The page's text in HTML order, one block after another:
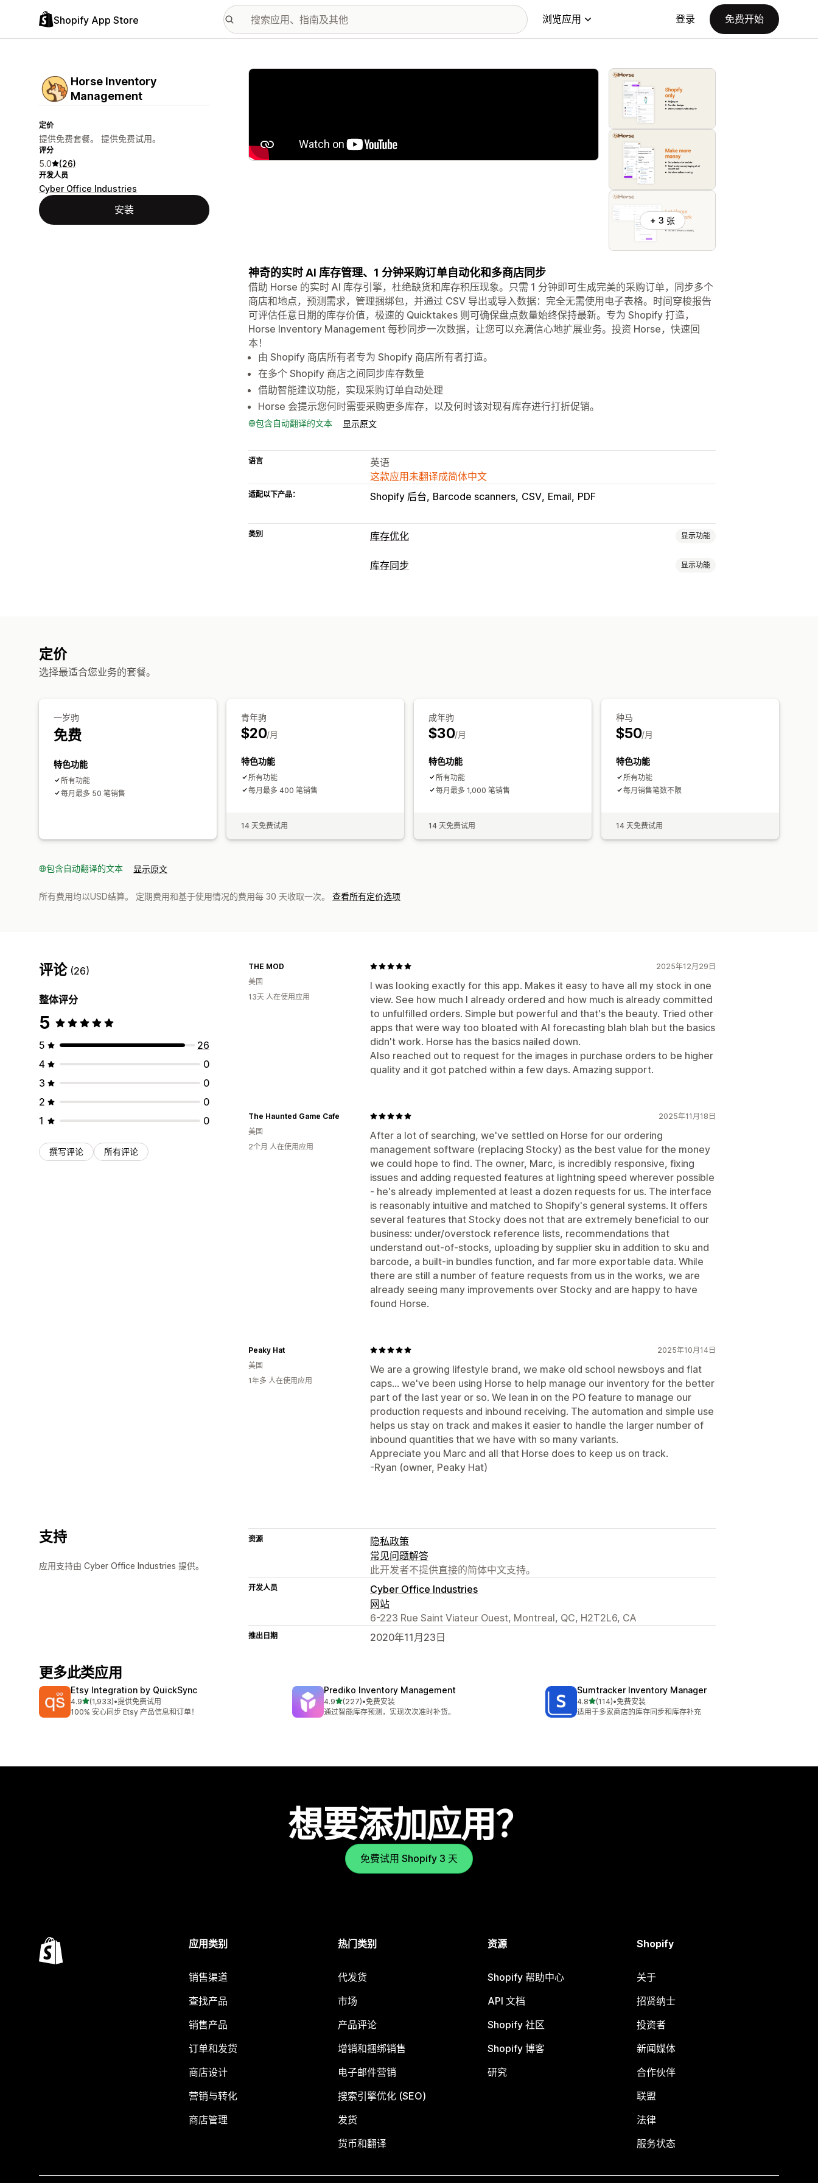
Shopify App Store 浏览应用 登录 免费开始
Horse Inventory
Management
定价
提供免费套餐。 提供免费试用。
评分
5.0 (26)
开发人员
Cyber Office Industries
安装
配图图库
+ 3 张
神奇的实时 AI 库存管理、1 分钟采购订单自动化和多商店同步
借助 Horse 的实时 AI 库存引擎，杜绝缺货和库存积压现象。只需 1 分钟即可生成完美的采购订单，同步多个
商店和地点，预测需求，管理捆绑包，并通过 CSV 导出或导入数据：完全无需使用电子表格。时间穿梭报告
可评估任意日期的库存价值，极速的 Quicktakes 则可确保盘点数量始终保持最新。专为 Shopify 打造，
Horse Inventory Management 每秒同步一次数据，让您可以充满信心地扩展业务。投资 Horse，快速回
本！
由 Shopify 商店所有者专为 Shopify 商店所有者打造。
在多个 Shopify 商店之间同步库存数量
借助智能建议功能，实现采购订单自动处理
Horse 会提示您何时需要采购更多库存，以及何时该对现有库存进行打折促销。
包含自动翻译的文本 显示原文
语言
英语
这款应用未翻译成简体中文
适配以下产品： Shopify 后台 Barcode scanners CSV Email PDF
类别 库存优化 显示功能
库存管理
库存同步 显示功能
定价
选择最适合您业务的套餐。
一岁驹
免费
特色功能
所有功能
每月最多 50 笔销售
青年驹
$20/月
特色功能
所有功能
每月最多 400 笔销售
14 天免费试用
成年驹
$30/月
特色功能
所有功能
每月最多 1,000 笔销售
14 天免费试用
种马
$50/月
特色功能
所有功能
每月销售笔数不限
14 天免费试用
包含自动翻译的文本 显示原文
所有费用均以USD结算。 定期费用和基于使用情况的费用每 30 天收取一次。 查看所有定价选项
评论 (26)
整体评分
5
5
26
4
0
3
0
2
0
1
0
撰写评论 所有评论
2025年12月29日
I was looking exactly for this app. Makes it easy to have all my stock in one
view. See how much I already ordered and how much is already committed
to unfulfilled orders. Simple but powerful and that's the beauty. Tried other
apps that were way too bloated with AI forecasting blah blah but the basics
didn't work. Horse has the basics nailed down.
Also reached out to request for the images in purchase orders to be higher
quality and it got patched within a few days. Amazing support.
THE MOD
美国
13天 人在使用应用
2025年11月18日
After a lot of searching, we've settled on Horse for our ordering
management software (replacing Stocky) as the best value for the money
we could hope to find. The owner, Marc, is incredibly responsive, fixing
issues and adding requested features at lightning speed wherever possible
- he's already implemented at least a dozen requests for us. The interface
is reasonably intuitive and matched to Shopify's general systems. It offers
several features that Stocky does not that are extremely beneficial to our
business: under/overstock reference lists, recommendations that
understand out-of-stocks, uploading by supplier sku in addition to sku and
barcode, a built-in bundles function, and far more exportable data. While
there are still a number of feature requests from us in the works, we are
already seeing many improvements over Stocky and are happy to have
found Horse.
The Haunted Game Cafe
美国
2个月 人在使用应用
2025年10月14日
We are a growing lifestyle brand, we make old school newsboys and flat
caps... we've been using Horse to help manage our inventory for the better
part of the last year or so. We lean in on the PO feature to manage our
production requests and inbound receiving. The automation and simple use
helps us stay on track and makes it easier to handle the larger number of
inbound quantities that we have with so many variants.
Appreciate you Marc and all that Horse does to keep us on track.
-Ryan (owner, Peaky Hat)
Peaky Hat
美国
1年多 人在使用应用
支持
应用支持由 Cyber Office Industries 提供。
资源
隐私政策
常见问题解答
此开发者不提供直接的简体中文支持。
开发人员
Cyber Office Industries
网站
6-223 Rue Saint Viateur Ouest, Montreal, QC, H2T2L6, CA
推出日期 2020年11月23日
更多此类应用
Etsy Integration by QuickSync
4.9星（满分 5 星）
(1,933)
总共 1933 条评论
•提供免费试用
100% 安心同步 Etsy 产品信息和订单！
Prediko Inventory Management
4.9星（满分 5 星）
(227)
总共 227 条评论
•免费安装
通过智能库存预测，实现次次准时补货。
Sumtracker Inventory Manager
4.8星（满分 5 星）
(114)
总共 114 条评论
•免费安装
适用于多家商店的库存同步和库存补充
想要添加应用？
免费试用 Shopify 3 天
应用类别
销售渠道
查找产品
销售产品
订单和发货
商店设计
营销与转化
商店管理
热门类别
代发货
市场
产品评论
增销和捆绑销售
电子邮件营销
搜索引擎优化 (SEO)
发货
货币和翻译
资源
Shopify 帮助中心
API 文档
Shopify 社区
Shopify 博客
研究
Shopify
关于
招贤纳士
投资者
新闻媒体
合作伙伴
联盟
法律
服务状态